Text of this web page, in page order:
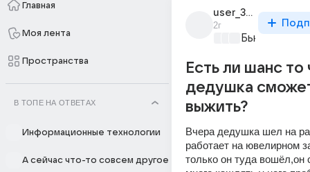
Главная
Моя лента
Пространства
В ТОПЕ НА ОТВЕТАХ
Информационные технологии
А сейчас что-то совсем другое
user_311822784
2г
Бьютилэнд
Есть ли шанс то
дедушка
выжить?
Вчера дедушка шел на
работает на ювелирном
только он туда вошёл,он